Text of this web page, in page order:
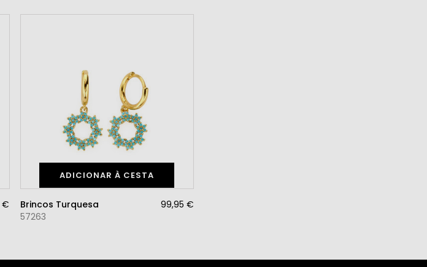
€
ADICIONAR À CESTA
Brincos Turquesa
57263
99,95 €